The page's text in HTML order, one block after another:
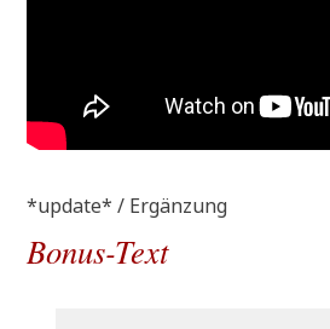
*update* / Ergänzung
Bonus-Text